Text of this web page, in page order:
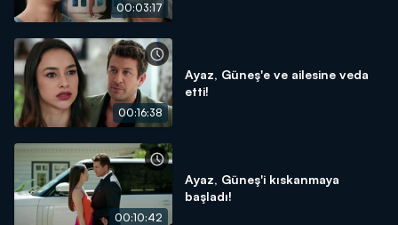
00:03:17
00:16:38
Ayaz, Güneş'e ve ailesine veda
etti!
00:10:42
Ayaz, Güneş'i kıskanmaya
başladı!